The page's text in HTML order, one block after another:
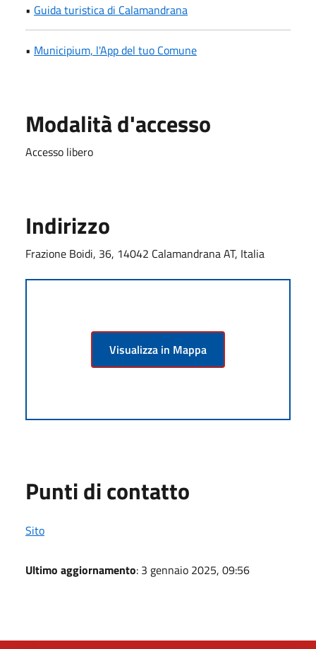
• Guida turistica di Calamandrana
• Municipium, l'App del tuo Comune
Modalità d'accesso
Accesso libero
Indirizzo
Frazione Boidi, 36, 14042 Calamandrana AT, Italia
Visualizza in Mappa
Punti di contatto
Sito
Ultimo aggiornamento: 3 gennaio 2025, 09:56